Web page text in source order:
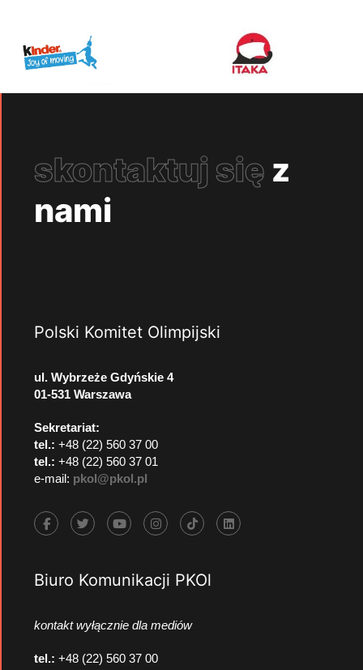
skontaktuj się z
nami
Polski Komitet Olimpijski
ul. Wybrzeże Gdyńskie 4
01-531 Warszawa
Sekretariat:
tel.: +48 (22) 560 37 00
tel.: +48 (22) 560 37 01
e-mail: pkol@pkol.pl
Biuro Komunikacji PKOl
kontakt wyłącznie dla mediów
tel.: +48 (22) 560 37 00